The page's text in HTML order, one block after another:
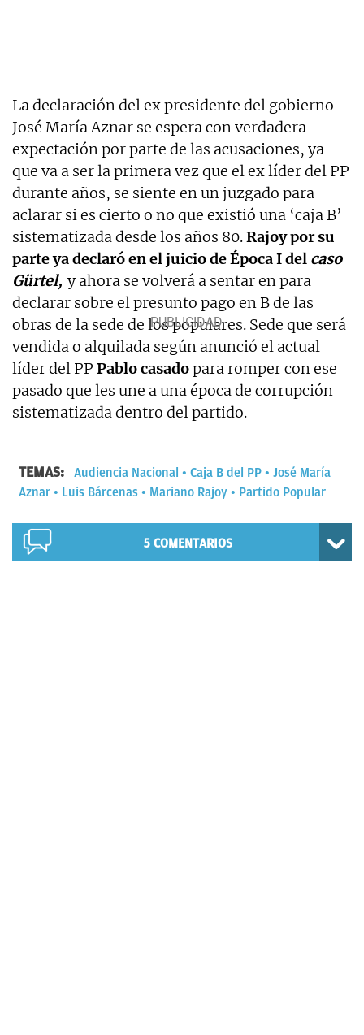
La declaración del ex presidente del gobierno
José María Aznar se espera con verdadera
expectación por parte de las acusaciones, ya
que va a ser la primera vez que el ex líder del PP
durante años, se siente en un juzgado para
aclarar si es cierto o no que existió una ‘caja B’
sistematizada desde los años 80.Rajoy por su
parte ya declaró en el juicio de Época I del caso
Gürtel, y ahora se volverá a sentar en para
declarar sobre el presunto pago en B de las
obras de la sede de los populares. Sede que será
vendida o alquilada según anunció el actual
líder del PP Pablo casadopara romper con ese
pasado que les une a una época de corrupción
sistematizada dentro del partido.
TEMAS: Audiencia Nacional Caja B del PP
José María
Aznar
Luis Bárcenas Mariano Rajoy Partido Popular
5 COMENTARIOS